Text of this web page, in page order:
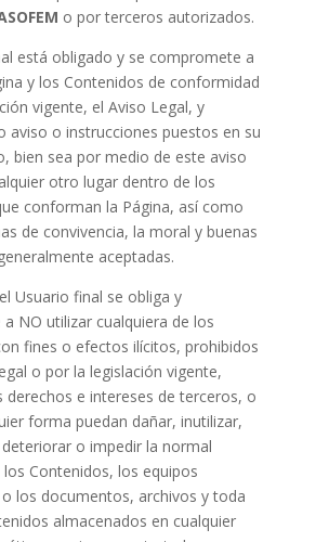
o por terceros autorizados.
está obligado y se compromete a
y los Contenidos de conformidad
vigente, el Aviso Legal, y
aviso o instrucciones puestos en su
bien sea por medio de este aviso
otro lugar dentro de los
conforman la Página, así como
de convivencia, la moral y buenas
aceptadas.
Usuario final se obliga y
NO utilizar cualquiera de los
fines o efectos ilícitos, prohibidos
o por la legislación vigente,
derechos e intereses de terceros, o
forma puedan dañar, inutilizar,
o impedir la normal
Contenidos, los equipos
los documentos, archivos y toda
almacenados en cualquier